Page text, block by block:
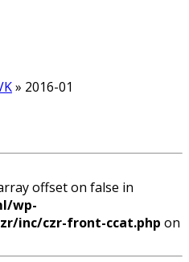
» 2016-01
offset on false in
wp-
inc/czr-front-ccat.php on